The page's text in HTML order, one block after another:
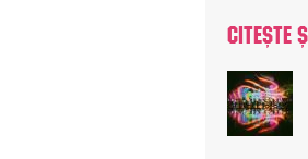
CITEȘTE ȘI